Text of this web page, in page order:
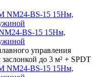
BS-15 15Нм,
управления
до 3 м² + SPDT